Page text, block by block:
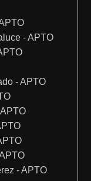
- APTO
- APTO
- APTO